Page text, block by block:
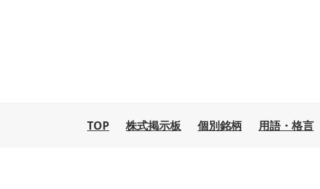
TOP 株式掲示板 個別銘柄 用語・格言